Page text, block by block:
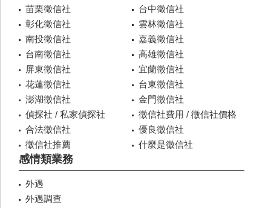
苗栗徵信社
台中徵信社
彰化徵信社
雲林徵信社
南投徵信社
嘉義徵信社
台南徵信社
高雄徵信社
屏東徵信社
宜蘭徵信社
花蓮徵信社
台東徵信社
澎湖徵信社
金門徵信社
偵探社 / 私家偵探社
徵信社費用 / 徵信社價格
合法徵信社
優良徵信社
徵信社推薦
什麼是徵信社
感情類業務
外遇
外遇調查